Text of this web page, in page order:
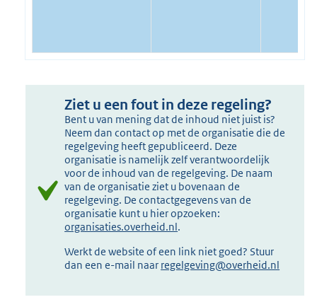
Ziet u een fout in deze regeling?
Bent u van mening dat de inhoud niet juist is?
Neem dan contact op met de organisatie die de
regelgeving heeft gepubliceerd. Deze
organisatie is namelijk zelf verantwoordelijk
voor de inhoud van de regelgeving. De naam
van de organisatie ziet u bovenaan de
regelgeving. De contactgegevens van de
organisatie kunt u hier opzoeken:
organisaties.overheid.nl.
Werkt de website of een link niet goed? Stuur
dan een e-mail naar regelgeving@overheid.nl